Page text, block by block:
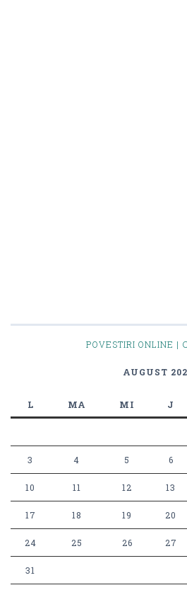
POVESTIRI ONLINE |
AUGUST
L MA MI J
3 4 5 6
10 11 12 13
17 18 19 20
24 25 26 27
31